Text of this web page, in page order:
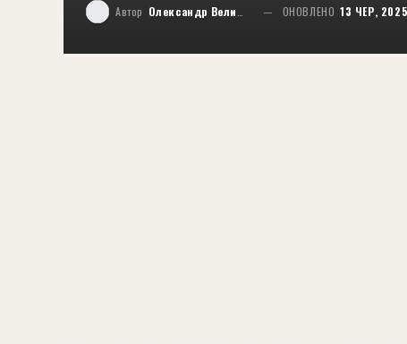
Автор Олександр Великий ОНОВЛЕНО 13 ЧЕР, 2025